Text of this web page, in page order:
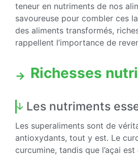
teneur en nutriments de nos
savoureuse pour combler ces
des aliments transformés,
rappellent l’importance de
Richesses
Les nutriments
Les superaliments sont de
antioxydants, tout y est. Le
curcumine, tandis que l’açai